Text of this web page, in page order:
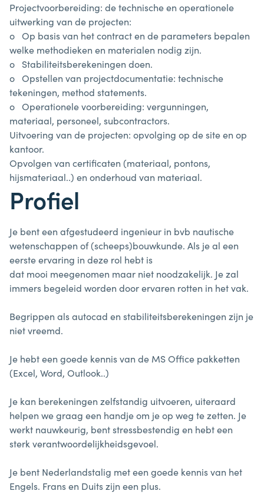
Projectvoorbereiding: detechnischeen operationele
uitwerking van de projecten:
o Op basisvan hetcontracten de parameters bepalen
welke methodieken en materialen nodig zijn.
o Stabiliteitsberekeningen doen.
o Opstellen van projectdocumentatie: technische
tekeningen, method statements.
o Operationelevoorbereiding: vergunningen,
materiaal, personeel, subcontractors.
Uitvoering van de projecten: opvolging op desiteen op
kantoor.
Opvolgen van certificaten (materiaal, pontons,
hijsmateriaal..) en onderhoud van materiaal.
Profiel
Je benteen afgestudeerd ingenieur in bvb nautische
wetenschappen of (scheeps)bouwkunde. Als jeal een
eersteervaring in deze rol hebt is
dat mooi meegenomen maar niet noodzakelijk. Jezal
immers begeleid worden doorervaren rotten in hetvak.
Begrippen alsautocad en stabiliteitsberekeningen zijn je
nietvreemd.
Je hebteen goede kennisvan de MSOffice pakketten
(Excel, Word, Outlook..)
Je kan berekeningen zelfstandig uitvoeren, uiteraard
helpen wegraag een handjeom jeop weg tezetten. Je
werkt nauwkeurig, bentstressbestendig en hebteen
sterk verantwoordelijkheidsgevoel.
Je bent Nederlandstalig meteen goede kennisvan het
Engels. Fransen Duitszijn een plus.